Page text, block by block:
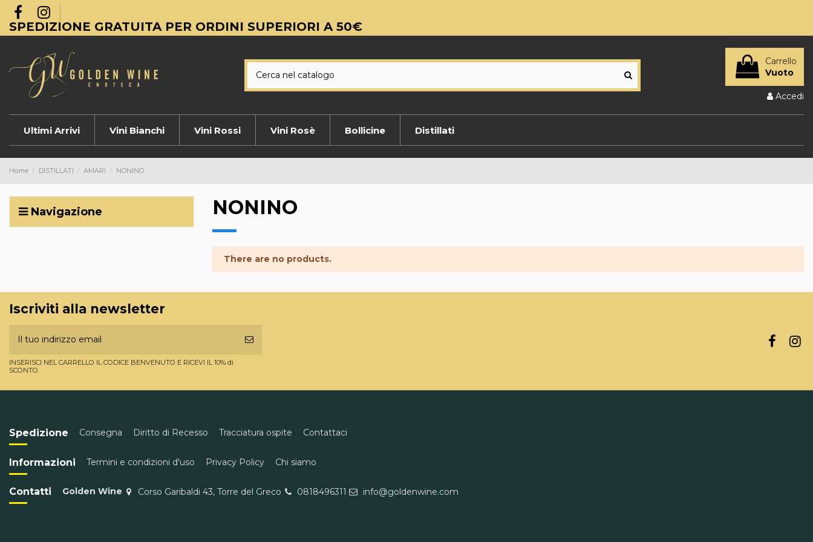
SPEDIZIONE GRATUITA PER ORDINI SUPERIORI A 50€
Carrello
Vuoto
Accedi
Ultimi Arrivi Vini Bianchi Vini Rossi Vini Rosè Bollicine Distillati
Home DISTILLATI AMARI NONINO
NONINO
There are no products.
Navigazione
Iscriviti alla newsletter
INSERISCI NEL CARRELLO IL CODICE BENVENUTO E RICEVI IL 10% di
SCONTO
Spedizione Consegna Diritto di Recesso Tracciatura ospite Contattaci
Informazioni Termini e condizioni d'uso Privacy Policy Chi siamo
Contatti Golden Wine Corso Garibaldi 43, Torre del Greco 0818496311 info@goldenwine.com